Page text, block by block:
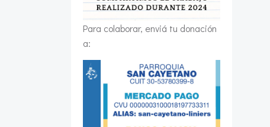
Para colaborar, enviá tu donación
a: